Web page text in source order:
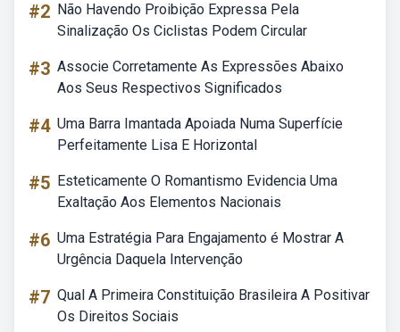
#2 Não Havendo Proibição Expressa Pela
Sinalização Os Ciclistas Podem Circular
#3 Associe Corretamente As Expressões Abaixo
Aos Seus Respectivos Significados
#4 Uma Barra Imantada Apoiada Numa Superfície
Perfeitamente Lisa E Horizontal
#5 Esteticamente O Romantismo Evidencia Uma
Exaltação Aos Elementos Nacionais
#6 Uma Estratégia Para Engajamento é Mostrar A
Urgência Daquela Intervenção
#7 Qual A Primeira Constituição Brasileira A Positivar
Os Direitos Sociais